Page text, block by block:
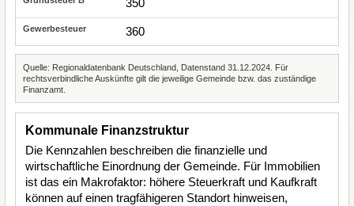
350
360
Quelle: Regionaldatenbank Deutschland, Datenstand 31.12.2024. Für
rechtsverbindliche Auskünfte gilt die jeweilige Gemeinde bzw. das zuständige
Finanzamt.
Kommunale Finanzstruktur
Die Kennzahlen beschreiben die finanzielle und
wirtschaftliche Einordnung der Gemeinde. Für Immobilien
ist das ein Makrofaktor: höhere Steuerkraft und Kaufkraft
können auf einen tragfähigeren Standort hinweisen,